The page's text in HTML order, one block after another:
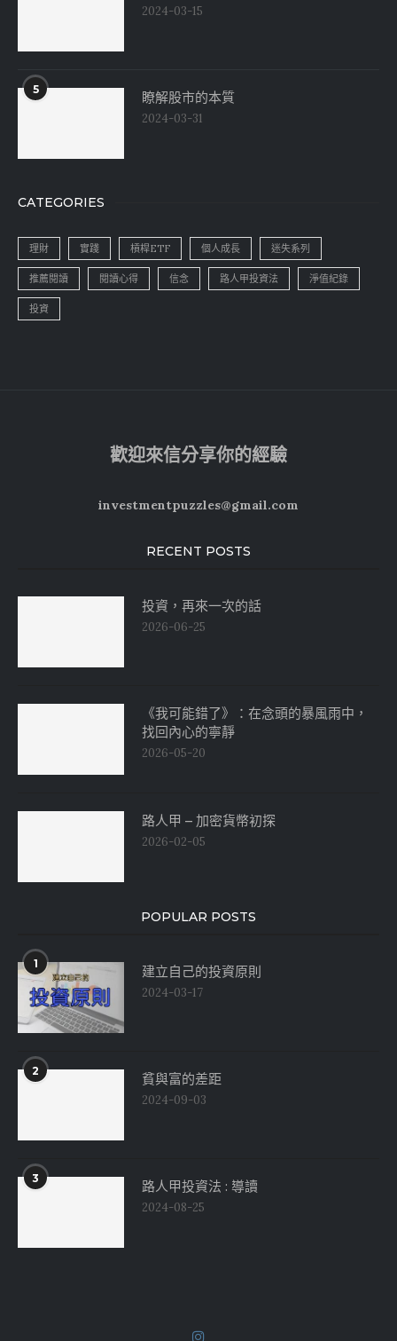
2024-03-15
5 瞭解股市的本質
2024-03-31
CATEGORIES
理財 實踐 槓桿ETF 個人成長 迷失系列
推薦閱讀 閱讀心得 信念 路人甲投資法 淨值紀錄
投資
歡迎來信分享你的經驗
investmentpuzzles@gmail.com
RECENT POSTS
投資，再來一次的話
2026-06-25
《我可能錯了》：在念頭的暴風雨中，
找回內心的寧靜
2026-05-20
路人甲 – 加密貨幣初探
2026-02-05
POPULAR POSTS
1 建立自己的投資原則
2024-03-17
2 貧與富的差距
2024-09-03
3 路人甲投資法 : 導讀
2024-08-25